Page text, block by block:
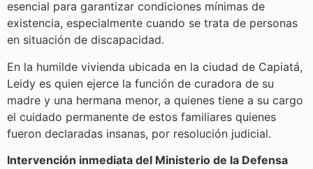
esencial para garantizar condiciones mínimas de
existencia, especialmente cuando se trata de personas
en situación de discapacidad.
En la humilde vivienda ubicada en la ciudad de Capiatá,
Leidy es quien ejerce la función de curadora de su
madre y una hermana menor, a quienes tiene a su cargo
el cuidado permanente de estos familiares quienes
fueron declaradas insanas, por resolución judicial.
Intervención inmediata del Ministerio de la Defensa